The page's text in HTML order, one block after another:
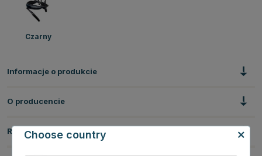
Czarny
Informacje o produkcie
O producencie
RecenzjeChoose country